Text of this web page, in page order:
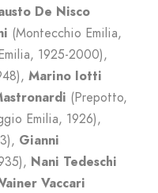
De Nisco
(Montecchio Emilia,
1925-2000),
Marino Iotti
(Prepotto,
Emilia, 1926),
Gianni
Nani Tedeschi
Vaccari